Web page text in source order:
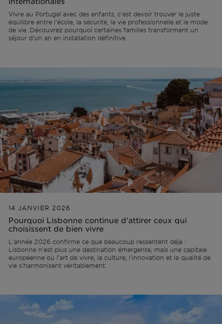
Vivre au Portugal avec des enfants, c'est devoir trouver le juste
équilibre entre l'école, la sécurité, la vie professionnelle et le mode
de vie. Découvrez pourquoi certaines familles transforment un
séjour d'un an en installation définitive.
14 JANVIER 2026
Pourquoi Lisbonne continue d'attirer ceux qui
choisissent de bien vivre
L'année 2026 confirme ce que beaucoup ressentent déjà :
Lisbonne n'est plus une destination émergente, mais une capitale
européenne où l'art de vivre, la culture, l'innovation et la qualité de
vie s'harmonisent véritablement.